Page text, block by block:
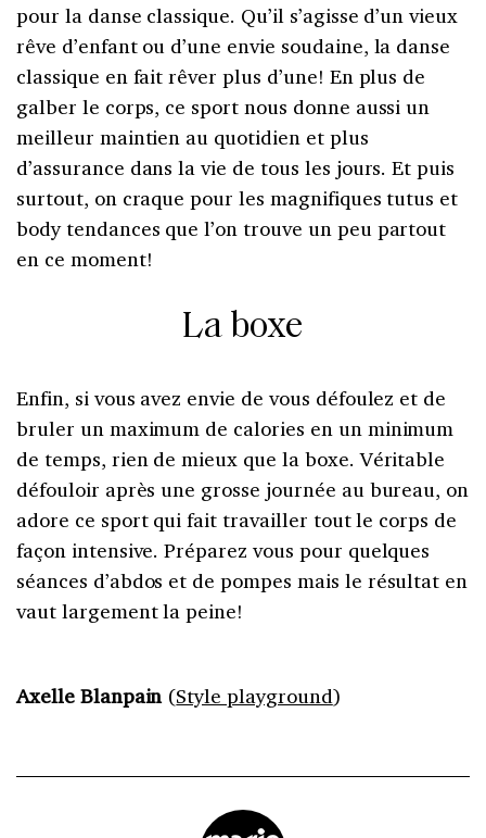
pour la danse classique. Qu’il s’agisse d’un vieux
rêve d’enfant ou d’une envie soudaine, la danse
classique en fait rêver plus d’une! En plus de
galber le corps, ce sport nous donne aussi un
meilleur maintien au quotidien et plus
d’assurance dans la vie de tous les jours. Et puis
surtout, on craque pour les magnifiques tutus et
body tendances que l’on trouve un peu partout
en ce moment!
La boxe
Enfin, si vous avez envie de vous défoulez et de
bruler un maximum de calories en un minimum
de temps, rien de mieux que la boxe. Véritable
défouloir après une grosse journée au bureau, on
adore ce sport qui fait travailler tout le corps de
façon intensive. Préparez vous pour quelques
séances d’abdos et de pompes mais le résultat en
vaut largement la peine!
Axelle Blanpain (Style playground)